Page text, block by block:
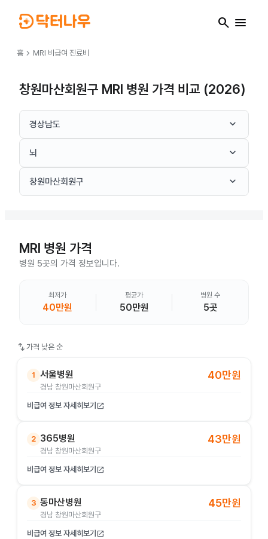
search menu
홈 chevron_right MRI 비급여 진료비
창원마산회원구 MRI 병원 가격 비교 (2026)
경상남도 keyboard_arrow_down
뇌 keyboard_arrow_down
창원마산회원구 keyboard_arrow_down
MRI 병원 가격
병원 5곳의 가격 정보입니다.
최저가
40만원
평균가
50만원
병원 수
5곳
swap_vert 가격 낮은 순
1 서울병원
경남 창원마산회원구
40만원
비급여 정보 자세히보기 open_in_new
2 365병원
경남 창원마산회원구
43만원
비급여 정보 자세히보기 open_in_new
3 동마산병원
경남 창원마산회원구
45만원
비급여 정보 자세히보기 open_in_new